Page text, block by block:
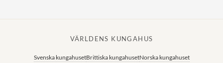
VÄRLDENS KUNGAHUS
Svenska kungahusetBrittiska kungahusetNorska kungahuset